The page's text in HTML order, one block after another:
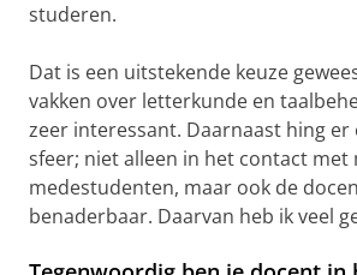
studeren.
Dat is een uitstekende keuze
vakken over letterkunde en
zeer interessant. Daarnaast hing er
sfeer; niet alleen in het contact met
medestudenten, maar ook de
benaderbaar. Daarvan heb ik veel